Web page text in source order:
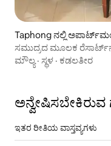
Taphong ನಲ್ಲಿ
ಸಮುದ್ರದ ಮೂಲಕ
ಕಾಂಡೋ
ಮೌಲ್ಯ· ಸ್ಥಳ · ಕಡಲತೀರ
ಅನ್ವೇಷಿಸಬೇಕಿರುವ
ಇತರ ರೀತಿಯ ವಾಸ್ತವ್ಯಗಳು